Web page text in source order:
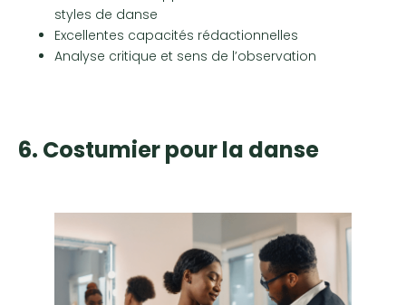
styles de danse
Excellentes capacités rédactionnelles
Analyse critique et sens de l’observation
6. Costumier pour la danse